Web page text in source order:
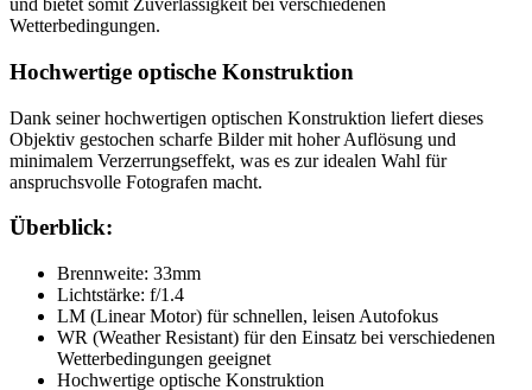
und bietet somit Zuverlässigkeit bei verschiedenen
Wetterbedingungen.
Hochwertige optische Konstruktion
Dank seiner hochwertigen optischen Konstruktion liefert dieses
Objektiv gestochen scharfe Bilder mit hoher Auflösung und
minimalem Verzerrungseffekt, was es zur idealen Wahl für
anspruchsvolle Fotografen macht.
Überblick:
Brennweite: 33mm
Lichtstärke: f/1.4
LM (Linear Motor) für schnellen, leisen Autofokus
WR (Weather Resistant) für den Einsatz bei verschiedenen
Wetterbedingungen geeignet
Hochwertige optische Konstruktion